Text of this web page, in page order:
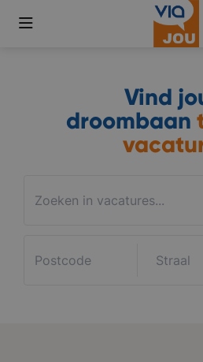
Vind
droombaan